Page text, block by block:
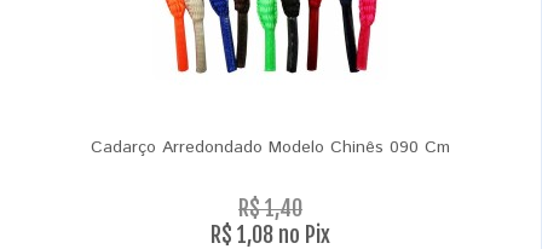
Cadarço Arredondado Modelo Chinês 090 Cm
R$ 1,40
R$ 1,08 no Pix